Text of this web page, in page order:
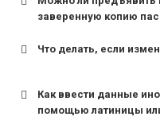
заверенную копию
Что делать, если
Как ввести данные
помощью латиницы